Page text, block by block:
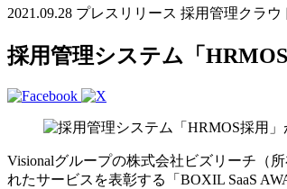
2021.09.28 プレスリリース 採用管理クラウ
採用管理システム「
Visionalグループの株式会社ビズリーチ（
れたサービスを表彰する「BOXIL SaaS